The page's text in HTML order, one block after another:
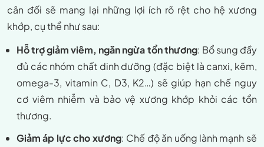
cân đối sẽ mang lại những lợi ích rõ rệt cho hệ xương
khớp, cụ thể như sau:
Hỗ trợ giảm viêm, ngăn ngừa tổn thương: Bổ sung đầy
đủ các nhóm chất dinh dưỡng (đặc biệt là canxi, kẽm,
omega-3, vitamin C, D3, K2…) sẽ giúp hạn chế nguy
cơ viêm nhiễm và bảo vệ xương khớp khỏi các tổn
thương.
Giảm áp lực cho xương: Chế độ ăn uống lành mạnh sẽ